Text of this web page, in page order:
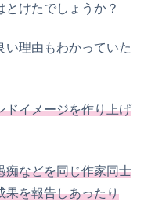
とけたでしょうか？
い理由もわかっていた
ドイメージを作り上げ
痴などを同じ作家同士
果を報告しあったり